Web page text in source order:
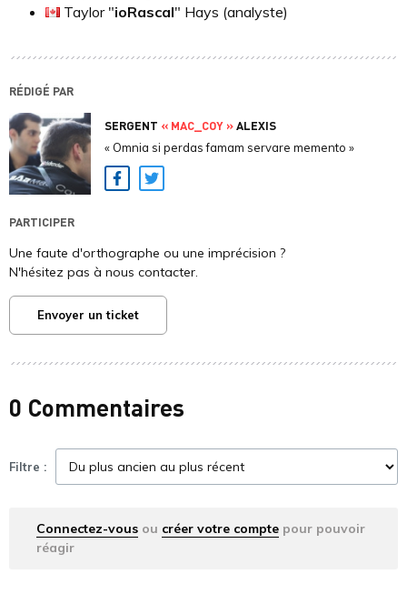
Taylor "ioRascal" Hays (analyste)
RÉDIGÉ PAR
SERGENT « MAC_COY »ALEXIS
« Omnia si perdas famam servare memento »
Facebook
Twitter
PARTICIPER
Une faute d'orthographe ou une imprécision ?
N'hésitez pas à nous contacter.
Envoyer un ticket
0 Commentaires
Filtre :
Connectez-vous ou créer votre compte pour pouvoir
réagir